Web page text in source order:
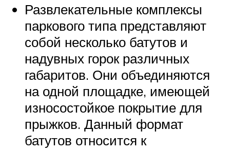
Развлекательные комплексы
паркового типа представляют
собой несколько батутов и
надувных горок различных
габаритов. Они объединяются
на одной площадке, имеющей
износостойкое покрытие для
прыжков. Данный формат
батутов относится к